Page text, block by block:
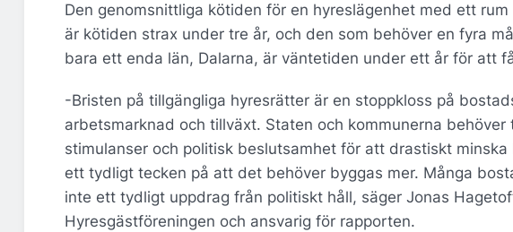
Den genomsnittliga kötiden för en hyreslägenhet med ett
är kötiden strax under tre år, och den som behöver en fyra
bara ett enda län, Dalarna, är väntetiden under ett år för att
-Bristen på tillgängliga hyresrätter är en stoppkloss på
arbetsmarknad och tillväxt. Staten och kommunerna
stimulanser och politisk beslutsamhet för att drastiskt
ett tydligt tecken på att det behöver byggas mer. Många
inte ett tydligt uppdrag från politiskt håll, säger Jonas
Hyresgästföreningen och ansvarig för rapporten.